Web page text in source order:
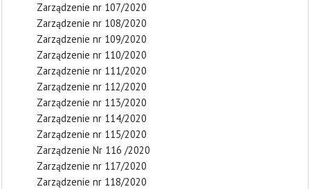
Zarządzenie nr 107/2020
Zarządzenie nr 108/2020
Zarządzenie nr 109/2020
Zarządzenie nr 110/2020
Zarządzenie nr 111/2020
Zarządzenie nr 112/2020
Zarządzenie nr 113/2020
Zarządzenie nr 114/2020
Zarządzenie nr 115/2020
Zarządzenie Nr 116 /2020
Zarządzenie nr 117/2020
Zarządzenie nr 118/2020